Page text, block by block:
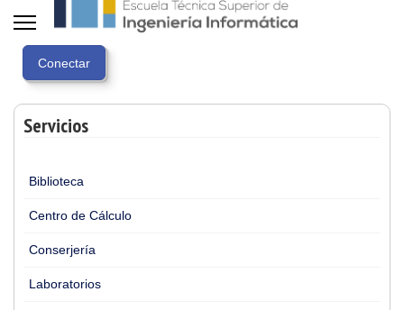
Servicios
Biblioteca
Centro de Cálculo
Conserjería
Laboratorios